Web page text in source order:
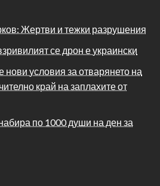
Жертви и тежки разрушения
се дрон е украински
условия за отварянето на
край на заплахите от
по 1000 души на ден за